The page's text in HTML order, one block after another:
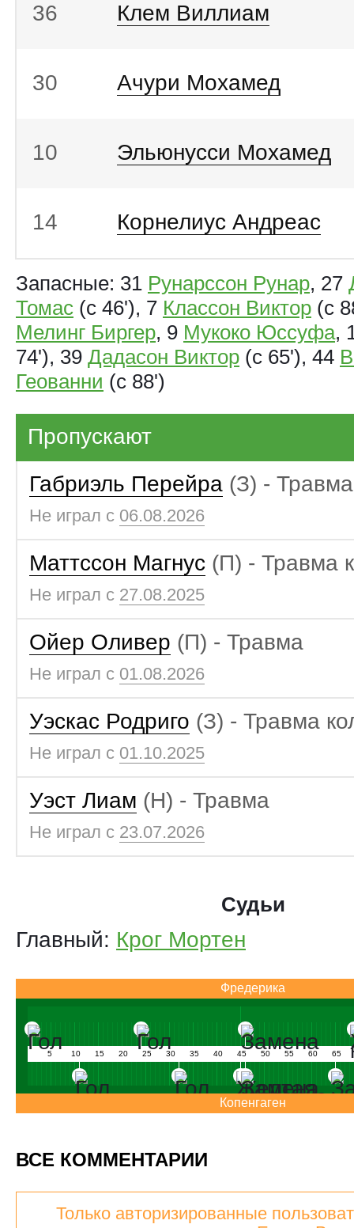
36 Клем Виллиам
30 Ачури Мохамед
10 Эльюнусси Мохамед
14 Корнелиус Андреас
Запасные: 31 Рунарссон Рунар, 27
Томас (с 46'), 7 Классон Виктор (с
Мелинг Биргер, 9 Мукоко Юссуфа,
74'), 39 Дадасон Виктор (с 65'), 44
Геованни (с 88')
Пропускают
Габриэль Перейра (З) -
Не играл с 06.08.2026
Маттссон Магнус (П) - Травма
Не играл с 27.08.2025
Ойер Оливер (П) - Травма
Не играл с 01.08.2026
Уэскас Родриго (З) - Травма
Не играл с 01.10.2025
Уэст Лиам (Н) - Травма
Не играл с 23.07.2026
Судьи
Главный: Крог Мортен
Фредерика
5 10 15 20 25 30 35 40 45 50 55 60 65
Копенгаген
ВСЕ КОММЕНТАРИИ
Только авторизированные